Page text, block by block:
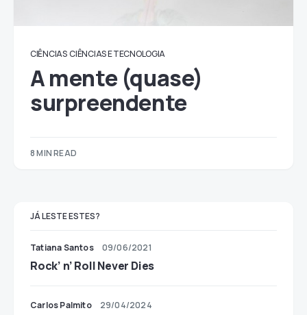
CIÊNCIAS CIÊNCIAS E TECNOLOGIA
A mente (quase)
surpreendente
8 MIN READ
JÁ LESTE ESTES?
Tatiana Santos 09/06/2021
Rock’ n’ Roll Never Dies
Carlos Palmito 29/04/2024